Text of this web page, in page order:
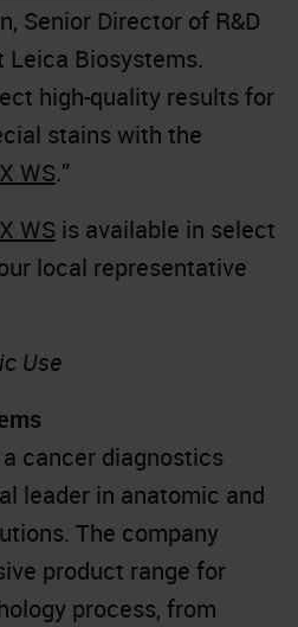
Senior Director of R&D
Leica Biosystems.
high-quality results for
stains with the
WS.”
WS is available in select
local representative
Use
cancer diagnostics
leader in anatomic and
The company
product range for
process, from